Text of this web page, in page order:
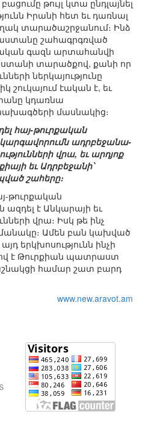
թույլ կտա ընդլայնել
Իրանի հետ եւ դառնալ
տարածաշրջանում։ Ինձ
շահագրգռված
գազն արտահանվի
տարածքով, քանի որ
ներկայությունը
շուկայում էական է, եւ
կդառնա
մասնակից։
հայ-թուրքական
կարգավորումն ադրբեջանա-
վրա, եւ արդյոք
եւ Ադրբեջանի՝
շահերը։
թուրքական
ազդել է Անկարայի եւ
վրա։ Իսկ թե ինչ
Ամեն բան կախված
երկխոսությունն ինչի
է Թուրքիան պատրաստ
համար շատ բարդ
www.new.aravot.am